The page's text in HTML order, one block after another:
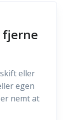
fjerne
eller
egen
nemt at